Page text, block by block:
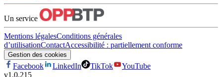
Un service
Mentions légalesConditions générales
d’utilisationContactAccessibilité : partiellement conforme
Gestion des cookies
Facebook LinkedIn TikTok
YouTube
v1.0.215